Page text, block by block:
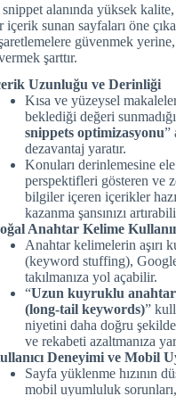
alanında yüksek
içerik sunan sayfaları öne
güvenmek
şarttır.
Uzunluğu ve Derinliği
Kısa ve yüzeysel
beklediği değeri
snippets optimizasyonu”
dezavantaj yaratır.
Konuları derinlemesine
perspektifleri gösteren ve
bilgiler içeren içerikler
kazanma şansınızı
Anahtar Kelime
Anahtar kelimelerin aşırı
(keyword stuffing),
takılmanıza yol açabilir.
“Uzun kuyruklu
(long-tail keywords)”
niyetini daha doğru
ve rekabeti azaltmanıza
Deneyimi ve Mobil
Sayfa yüklenme hızının
mobil uyumluluk